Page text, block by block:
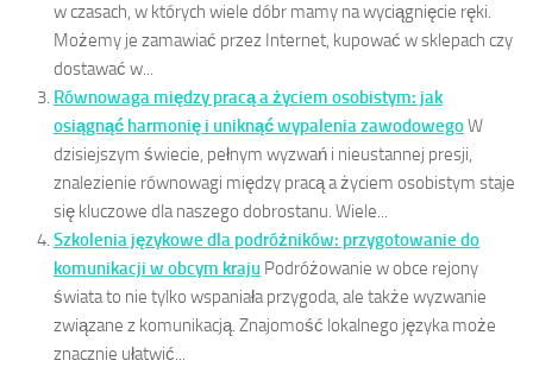
w czasach, w których wiele dóbr mamy na wyciągnięcie ręki.
Możemy je zamawiać przez Internet, kupować w sklepach czy
dostawać w...
Równowaga między pracą a życiem osobistym: jak
osiągnąć harmonię i uniknąć wypalenia zawodowegoW
dzisiejszym świecie, pełnym wyzwań i nieustannej presji,
znalezienie równowagi między pracą a życiem osobistym staje
się kluczowe dla naszego dobrostanu. Wiele...
Szkolenia językowe dla podróżników: przygotowanie do
komunikacji w obcym kraju Podróżowanie w obce rejony
świata to nie tylko wspaniała przygoda, ale także wyzwanie
związane z komunikacją. Znajomość lokalnego języka może
znacznie ułatwić...